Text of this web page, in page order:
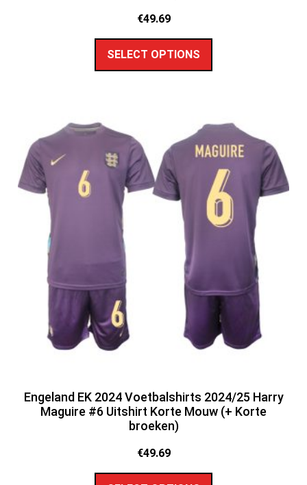
€49.69
SELECT OPTIONS
Engeland EK 2024 Voetbalshirts 2024/25 Harry
Maguire #6 Uitshirt Korte Mouw (+ Korte
broeken)
€49.69